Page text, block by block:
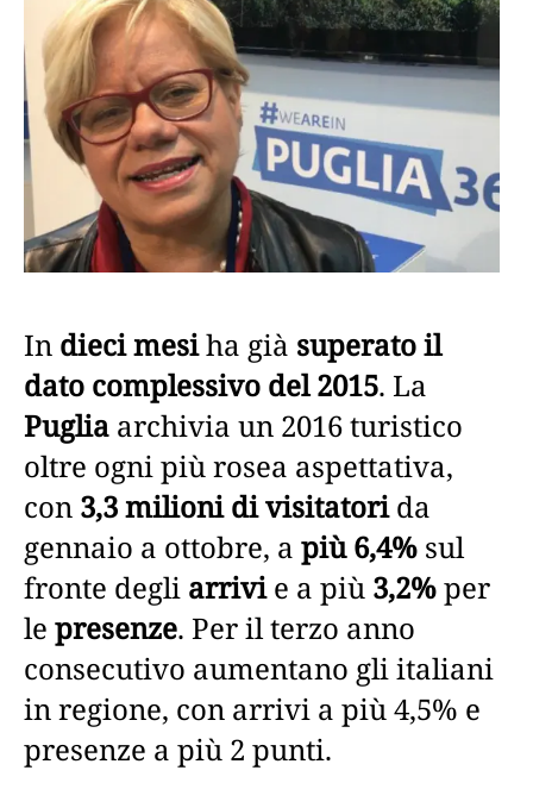
In dieci mesiha già superato il
dato complessivo del 2015. La
Puglia archivia un 2016 turistico
oltre ogni più rosea aspettativa,
con 3,3 milioni di visitatorida
gennaio a ottobre, a più 6,4% sul
fronte degli arrivie a più 3,2%per
le presenze. Per il terzo anno
consecutivo aumentano gli italiani
in regione, con arrivi a più 4,5% e
presenze a più 2 punti.